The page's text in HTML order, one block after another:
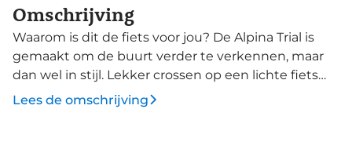
Omschrijving
Waarom is dit de fiets voor jou? De Alpina Trial is
gemaakt om de buurt verder te verkennen, maar
dan wel in stijl. Lekker crossen op een lichte fiets
met goede remmen. Maar ook met verlichting op
batterijen en reflectoren zodat je goed opvalt. De
Lees de omschrijving